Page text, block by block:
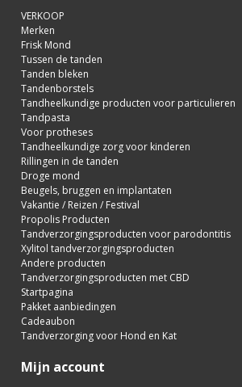
VERKOOP
Merken
Frisk Mond
Tussen de tanden
Tanden bleken
Tandenborstels
Tandheelkundige producten voor particulieren
Tandpasta
Voor protheses
Tandheelkundige zorg voor kinderen
Rillingen in de tanden
Droge mond
Beugels, bruggen en implantaten
Vakantie / Reizen / Festival
Propolis Producten
Tandverzorgingsproducten voor parodontitis
Xylitol tandverzorgingsproducten
Andere producten
Tandverzorgingsproducten met CBD
Startpagina
Pakket aanbiedingen
Cadeaubon
Tandverzorging voor Hond en Kat
Mijn account